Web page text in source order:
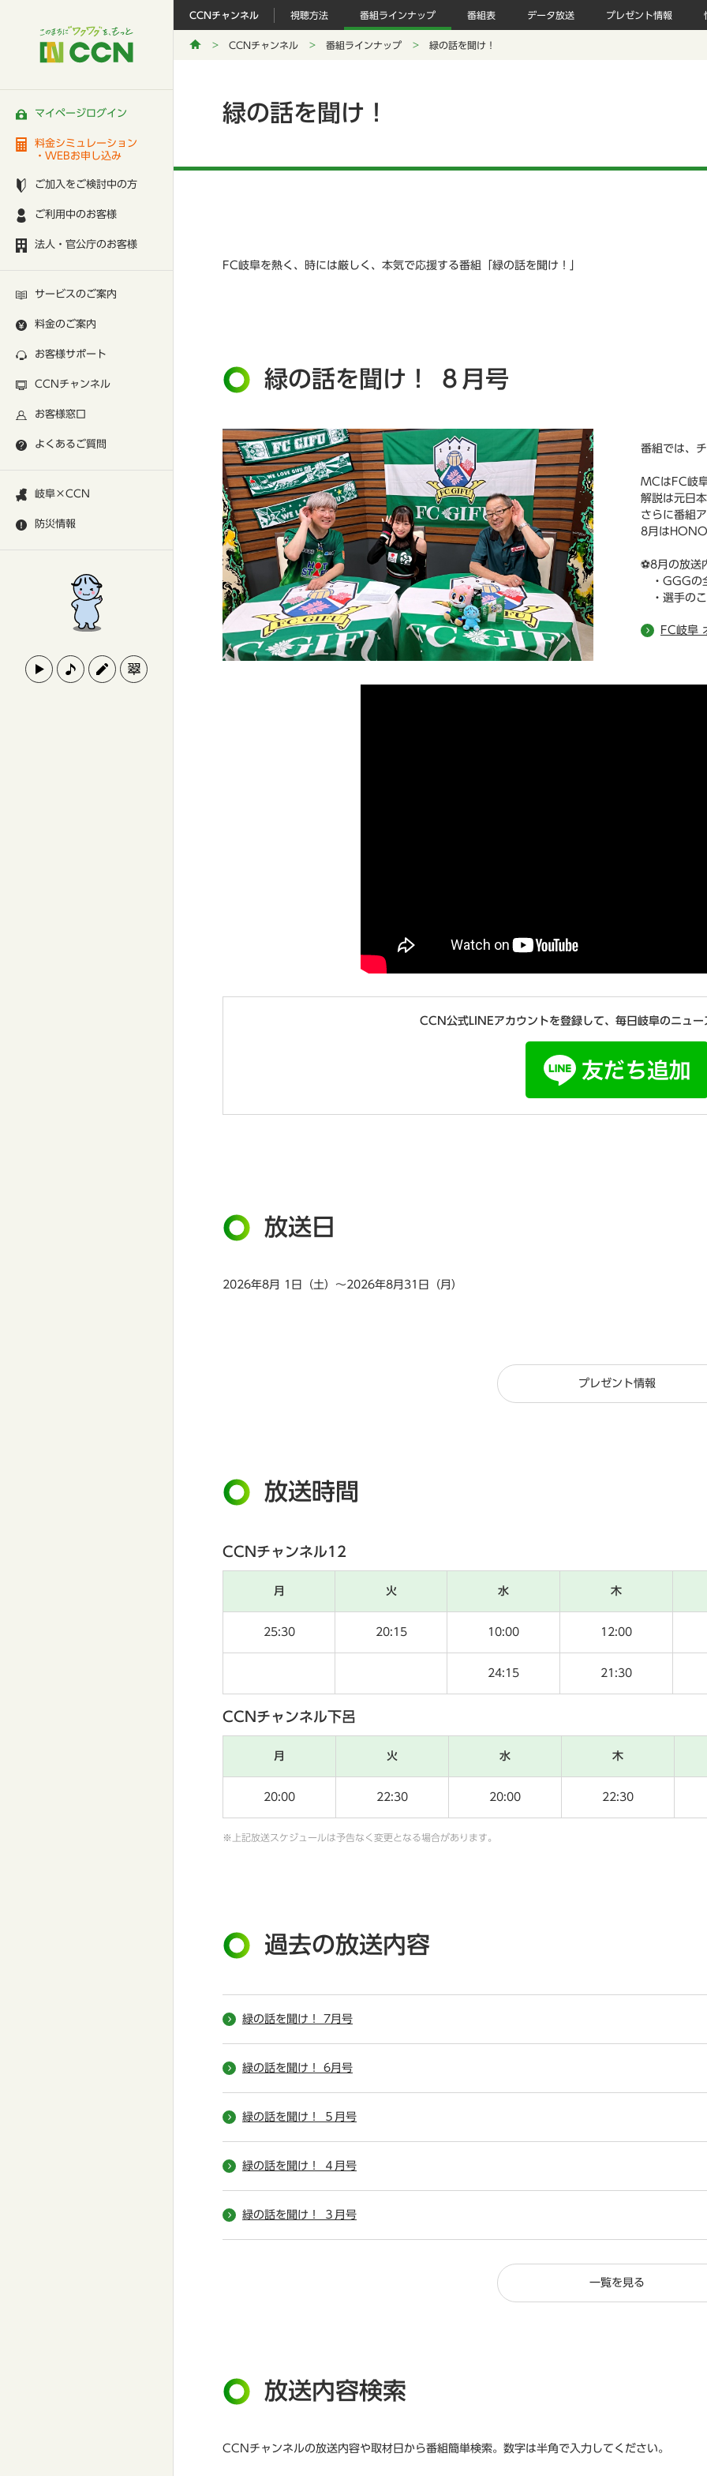
マイページログイン
料金シミュレーション
・WEBお申し込み
ご加入をご検討中の方
ご利用中のお客様
法人・官公庁のお客様
サービスのご案内
料金のご案内
お客様サポート
CCNチャンネル
お客様窓口
よくあるご質問
岐阜×CCN
防災情報
CCNチャンネル 視聴方法 番組ラインナップ 番組表 データ放送 プレゼント情報
CCNチャンネル 番組ラインナップ 緑の話を聞け！
緑の話を聞け！
FC岐阜を熱く、時には厳しく、本気で応援する番組「緑の話を聞け！」
緑の話を聞け！ ８月号
番組では、
MCはFC岐
解説は元日
さらに番組
8月はHONO
⚽8月の放送
・GGGの
・選手のこ
FC岐阜
CCN公式LINEアカウントを登録して、毎日岐阜のニュー
放送日
2026年8月 1日（土）～2026年8月31日（月）
プレゼント情報
放送時間
CCNチャンネル12
月 火 水 木
25:30 20:15 10:00 12:00
24:15 21:30
CCNチャンネル下呂
月 火 水 木
20:00 22:30 20:00 22:30
※上記放送スケジュールは予告なく変更となる場合があります。
過去の放送内容
緑の話を聞け！ 7月号
緑の話を聞け！ 6月号
緑の話を聞け！ ５月号
緑の話を聞け！ ４月号
緑の話を聞け！ ３月号
一覧を見る
放送内容検索
CCNチャンネルの放送内容や取材日から番組簡単検索。数字は半角で入力してください。